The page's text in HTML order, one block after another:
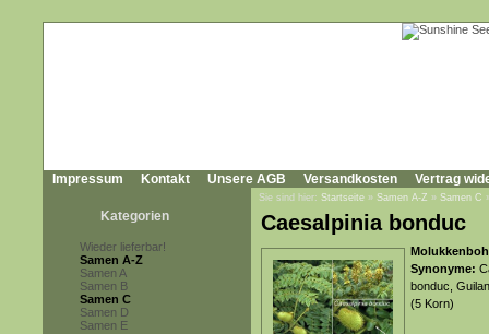
Impressum Kontakt Unsere AGB Versandkosten Vertrag
Kategorien
Wieder lieferbar!
Samen A-Z
Samen A
Samen B
Samen C
Samen D
Samen E
Sie sind hier: Startseite » Samen A-Z » Samen C
Caesalpinia bonduc
Synonyme:
bonduc,
(5 Korn)